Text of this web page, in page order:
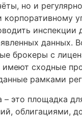
но и
корпоративному
инспекции
данных.
брокеры с
имеют сходные
рамками
это площадка
облигациями,